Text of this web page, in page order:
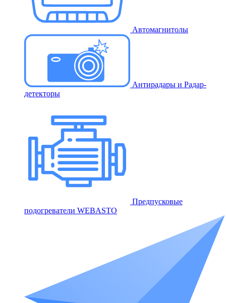
Автомагнитолы
Антирадары и Радар-
детекторы
Предпусковые
подогреватели WEBASTO